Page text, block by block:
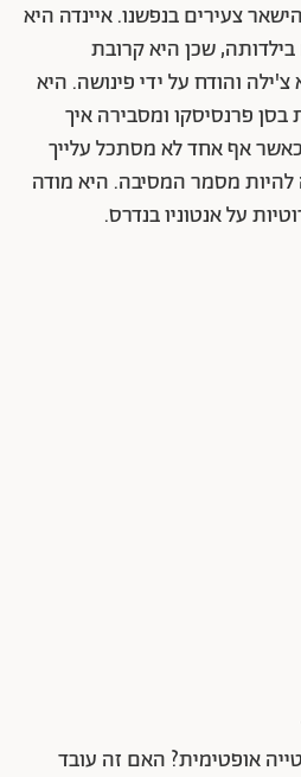
צעירים בנפשנו. איינדה היא
שכן היא קרובת
והודח על ידי פינושה. היא
פרנסיסקו ומסבירה איך
אף אחד לא מסתכל עלייך
להיות מסמר המסיבה. היא מודה
על אנטוניו בנדרס.
אופטימית? האם זה עובד